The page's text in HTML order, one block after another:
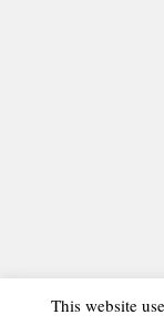
This website